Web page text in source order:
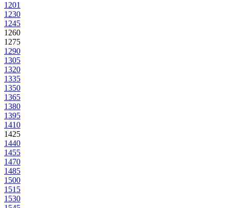
1201
1230
1245
1260
1275
1290
1305
1320
1335
1350
1365
1380
1395
1410
1425
1440
1455
1470
1485
1500
1515
1530